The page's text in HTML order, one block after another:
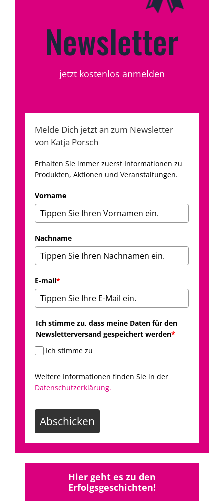
Newsletter
jetzt kostenlos anmelden
Melde Dich jetzt an zum Newsletter
von Katja Porsch
Erhalten Sie immer zuerst Informationen zu
Produkten, Aktionen und Veranstaltungen.
Vorname
Nachname
E-mail*
Ich stimme zu, dass meine Daten für den
Newsletterversand gespeichert werden*
Ich stimme zu
Weitere Informationen finden Sie in der
Datenschutzerklärung.
Abschicken
Hier geht es zu den
Erfolgsgeschichten!